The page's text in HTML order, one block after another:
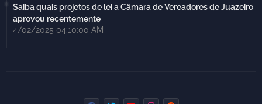
Saiba quais projetos de lei a Câmara de Vereadores de Juazeiro
aprovou recentemente
4/02/2025 04:10:00 AM